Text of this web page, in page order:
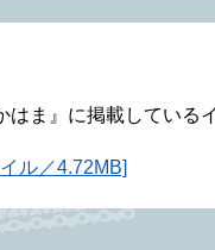
ま』に掲載している
ル／4.72MB]